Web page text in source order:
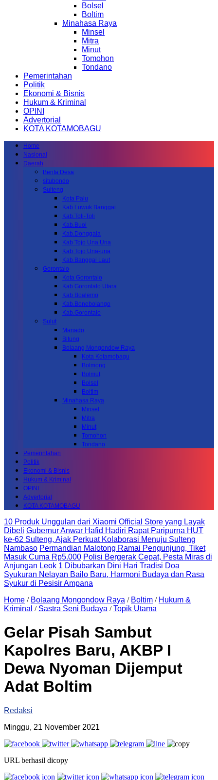
Bolsel
Boltim
Minahasa Raya
Minsel
Mitra
Minut
Tomohon
Tondano
Pemerintahan
Politik
Ekonomi & Bisnis
Hukum & Kriminal
OPINI
Advertorial
KOTA KOTAMOBAGU
Home
Nasional
Daerah
Berita Desa
situbondo
Sulteng
Kota Palu
Kab.Luwuk Banggai
Kab.Toli-Toli
Kab.Buol
Kab.Donggala
Kab Tojo Una Una
Kab.Tojo Una-una
Kab.Banggai Laut
Gorontalo
Kota Gorontalo
Kab Gorontalo Utara
Kab Boalemo
Kab.Bonebolango
Kab.Gorontalo
Sulut
Manado
Bitung
Bolaang Mongondow Raya
Kota Kotamobagu
Bolmong
Bolmut
Bolsel
Boltim
Minahasa Raya
Minsel
Mitra
Minut
Tomohon
Tondano
Pemerintahan
Politik
Ekonomi & Bisnis
Hukum & Kriminal
OPINI
Advertorial
KOTA KOTAMOBAGU
10 Produk Unggulan dari Xiaomi Official Store yang Layak
Dibeli Gubernur Anwar Hafid Hadiri Rapat Paripurna HUT
ke-62 Sulteng, Ajak Perkuat Kolaborasi Menuju Sulteng
Nambaso Permandian Malotong Ramai Pengunjung, Tiket
Masuk Cuma Rp5.000 Polisi Bergerak Cepat, Pesta Miras di
Anjungan Leok 1 Dibubarkan Dini Hari Tradisi Doa
Syukuran Nelayan Bailo Baru, Harmoni Budaya dan Rasa
Syukur di Pesisir Ampana
Home / Bolaang Mongondow Raya / Boltim / Hukum &
Kriminal / Sastra Seni Budaya /Topik Utama
Gelar Pisah Sambut
Kapolres Baru, AKBP I
Dewa Nyoman Dijemput
Adat Boltim
Redaksi
Minggu, 21 November 2021
URL berhasil dicopy